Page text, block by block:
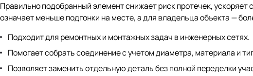
Правильно подобранный элемент снижает риск протечек,
означает меньше подгонки на месте, а для владельца объекта —
Подходит для ремонтных и монтажных задач в инженерных сетях.
Помогает собрать соединение с учетом диаметра, материала и
Позволяет заменить отдельную деталь без полной переделки